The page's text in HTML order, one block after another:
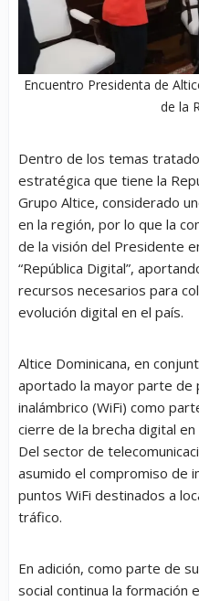
Encuentro Presidenta de
de la
Dentro de los temas
estratégica que tiene la
Grupo Altice, considerado
en la región, por lo que la
de la visión del Presidente
“República Digital”,
recursos necesarios para
evolución digital en el país.
Altice Dominicana, en
aportado la mayor parte
inalámbrico (WiFi) como
cierre de la brecha digital
Del sector de
asumido el compromiso de
puntos WiFi destinados a
tráfico.
En adición, como parte de
social continua la formación